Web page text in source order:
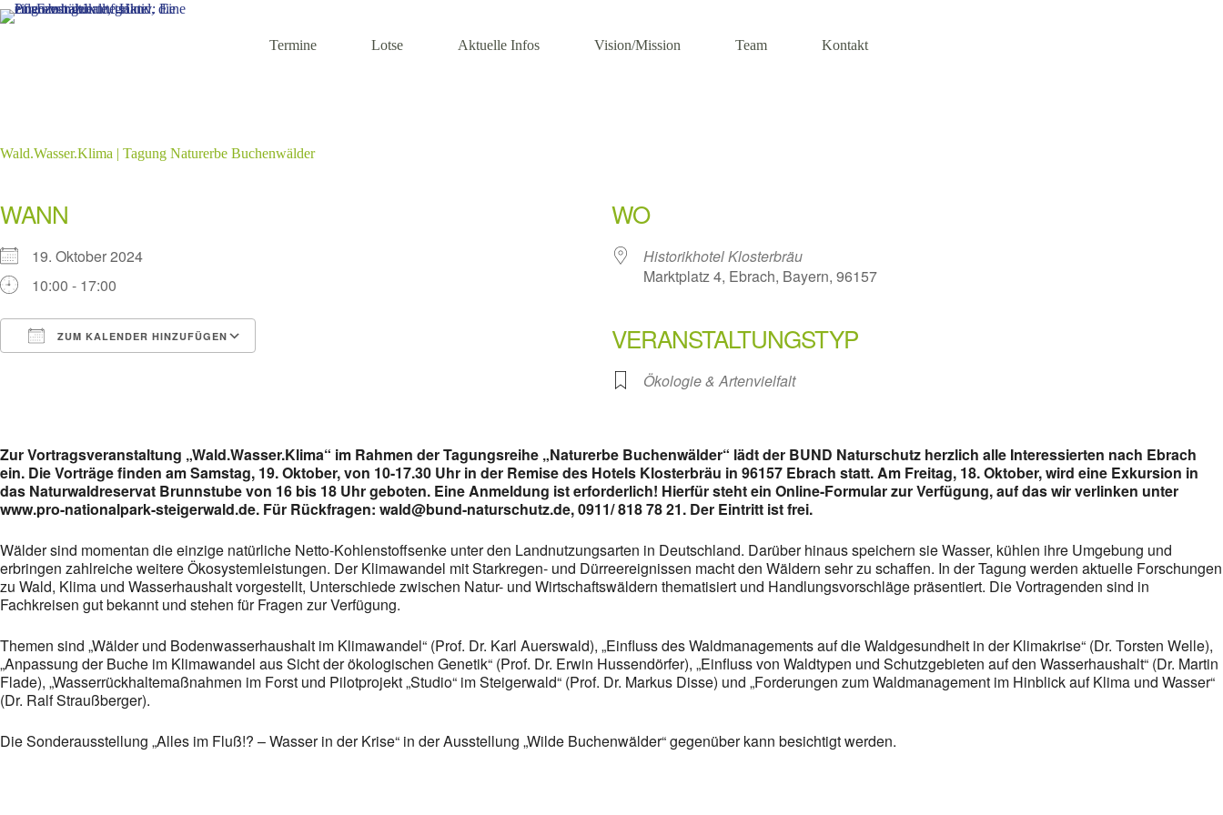
Zum
Inhalt
Termine Lotse Aktuelle Infos Vision/Mission Team Kontakt
Wald.Wasser.Klima | Tagung Naturerbe Buchenwälder
WANN
19. Oktober 2024
10:00 - 17:00
ZUM KALENDER HINZUFÜGEN
WO
Historikhotel Klosterbräu
Marktplatz 4, Ebrach, Bayern, 96157
VERANSTALTUNGSTYP
Ökologie & Artenvielfalt
Zur Vortragsveranstaltung „Wald.Wasser.Klima“ im Rahmen der Tagungsreihe „Naturerbe Buchenwälder“ lädt der BUND Naturschutz herzlich alle Interessierten nach Ebrach
ein. Die Vorträge finden am Samstag, 19. Oktober, von 10-17.30 Uhr in der Remise des Hotels Klosterbräu in 96157 Ebrach statt. Am Freitag, 18. Oktober, wird eine Exkursion in
das Naturwaldreservat Brunnstube von 16 bis 18 Uhr geboten. Eine Anmeldung ist erforderlich! Hierfür steht ein Online-Formular zur Verfügung, auf das wir verlinken unter
www.pro-nationalpark-steigerwald.de. Für Rückfragen: wald@bund-naturschutz.de, 0911/ 818 78 21. Der Eintritt ist frei.
Wälder sind momentan die einzige natürliche Netto-Kohlenstoffsenke unter den Landnutzungsarten in Deutschland. Darüber hinaus speichern sie Wasser, kühlen ihre Umgebung und
erbringen zahlreiche weitere Ökosystemleistungen. Der Klimawandel mit Starkregen- und Dürreereignissen macht den Wäldern sehr zu schaffen. In der Tagung werden aktuelle Forschungen
zu Wald, Klima und Wasserhaushalt vorgestellt, Unterschiede zwischen Natur- und Wirtschaftswäldern thematisiert und Handlungsvorschläge präsentiert. Die Vortragenden sind in
Fachkreisen gut bekannt und stehen für Fragen zur Verfügung.
Themen sind „Wälder und Bodenwasserhaushalt im Klimawandel“ (Prof. Dr. Karl Auerswald), „Einfluss des Waldmanagements auf die Waldgesundheit in der Klimakrise“ (Dr. Torsten Welle),
„Anpassung der Buche im Klimawandel aus Sicht der ökologischen Genetik“ (Prof. Dr. Erwin Hussendörfer), „Einfluss von Waldtypen und Schutzgebieten auf den Wasserhaushalt“ (Dr. Martin
Flade), „Wasserrückhaltemaßnahmen im Forst und Pilotprojekt „Studio“ im Steigerwald“ (Prof. Dr. Markus Disse) und „Forderungen zum Waldmanagement im Hinblick auf Klima und Wasser“
(Dr. Ralf Straußberger).
Die Sonderausstellung „Alles im Fluß!? – Wasser in der Krise“ in der Ausstellung „Wilde Buchenwälder“ gegenüber kann besichtigt werden.